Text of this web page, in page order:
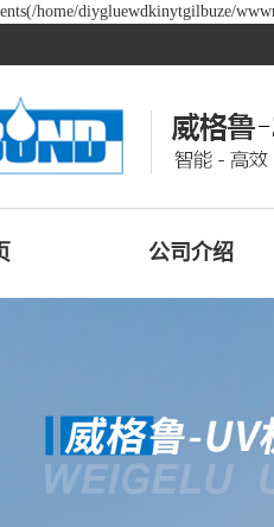
home/diygluewdkinytgilbuze/
公司介绍